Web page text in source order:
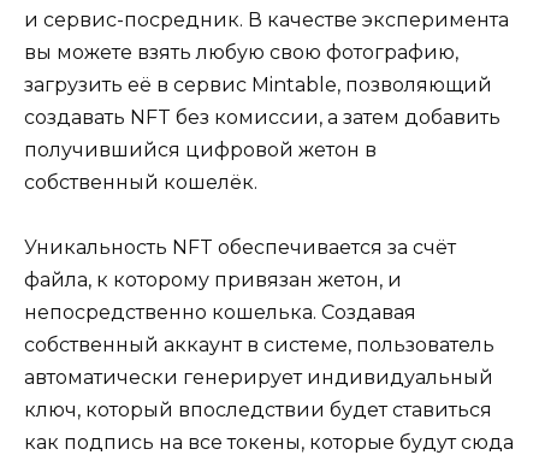
и сервис-посредник. В качестве эксперимента
вы можете взять любую свою фотографию,
загрузить её в сервис Mintable, позволяющий
создавать NFT без комиссии, а затем добавить
получившийся цифровой жетон в
собственный кошелёк.
Уникальность NFT обеспечивается за счёт
файла, к которому привязан жетон, и
непосредственно кошелька. Создавая
собственный аккаунт в системе, пользователь
автоматически генерирует индивидуальный
ключ, который впоследствии будет ставиться
как подпись на все токены, которые будут сюда